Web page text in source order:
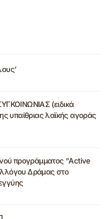
(ειδικά
υπαίθριας λαϊκής αγοράς
προγράμματος “Active
Δράμας στο